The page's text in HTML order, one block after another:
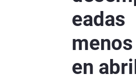
eadas
menos
en